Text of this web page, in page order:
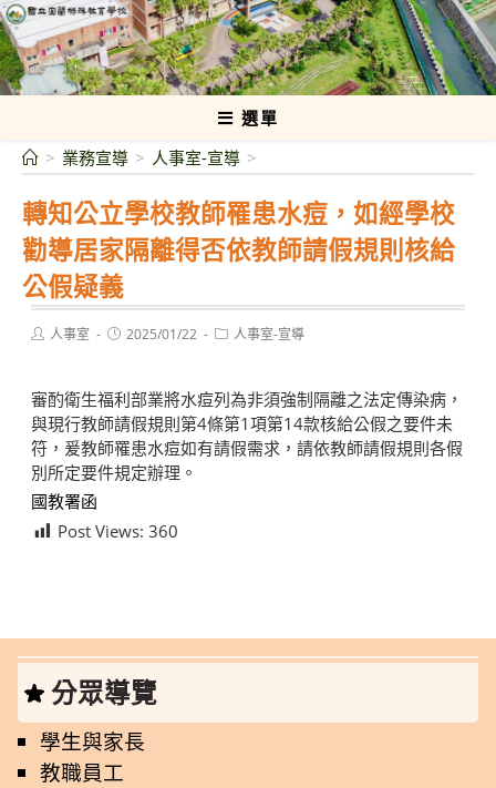
跳
轉
至
主
國立宜蘭特殊教育學校
選單
轉知公立學校教師罹患水痘，如經學校
勸導居家隔離得否依教師請假規則核給
公假疑義
> 業務宣導 > 人事室-宣導 >
Post人事室
Post2025/01/22
Post人事室-宣導
審酌衛生福利部業將水痘列為非須強制隔離之法定傳染病，
與現行教師請假規則第4條第1項第14款核給公假之要件未
符，爰教師罹患水痘如有請假需求，請依教師請假規則各假
別所定要件規定辦理。
國教署函
Post Views: 360
分眾導覽
學生與家長
教職員工